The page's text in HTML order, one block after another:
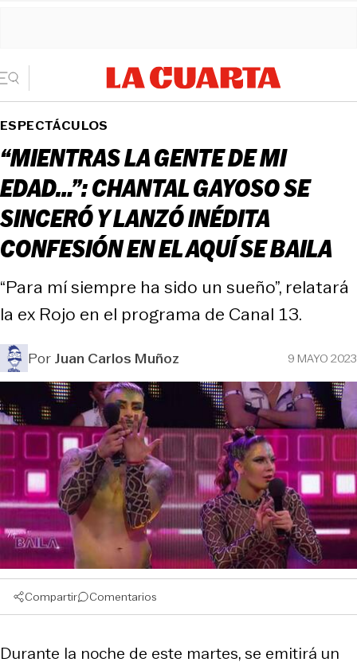
ESPECTÁCULOS
“MIENTRAS LA GENTE DE MI
EDAD…”: CHANTAL GAYOSO SE
SINCERÓ Y LANZÓ INÉDITA
CONFESIÓN EN EL AQUÍ SE BAILA
“Para mí siempre ha sido un sueño”, relatará
la ex Rojo en el programa de Canal 13.
PorJuan Carlos Muñoz 9 MAYO 2023
Compartir Comentarios
Durante la noche de este martes, se emitirá un